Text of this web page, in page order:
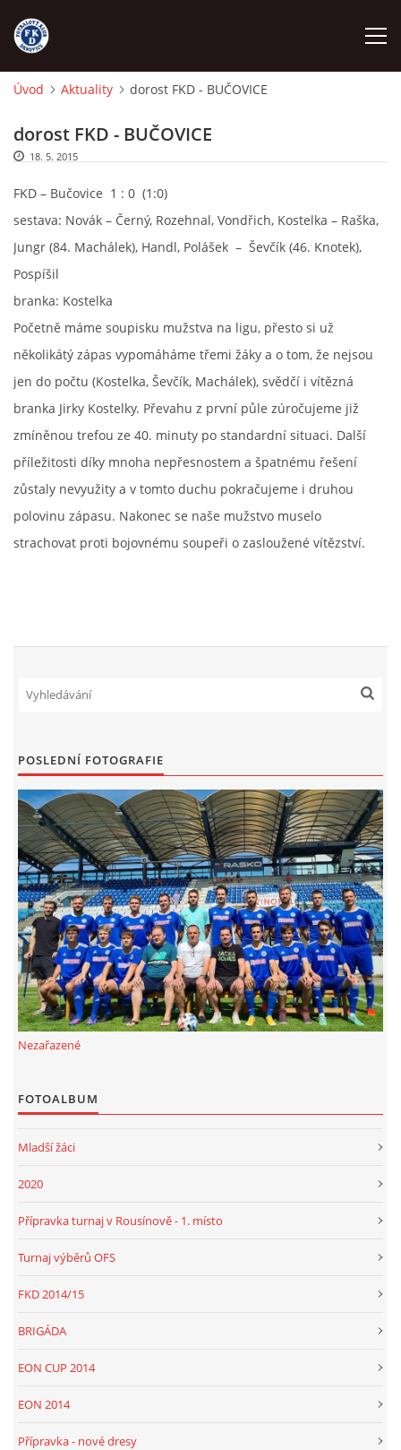
NÁBOR
FKD A
FKD B
STARŠÍ DOROST
STARŠÍ ŽÁCI
MLADŠÍ ŽÁCI
MLADŠÍ ŽÁCI "B"
STARŠÍ PŘÍPRAVKA R 2012 + 2013
DOTACE
FKD, z.s.
Drnovice 704
68304 Drnovice
ičo 27005305
č.ú. 3227086359 / 0800
sekretarfkd@centrum.cz
Úvod Aktuality dorost FKD - BUČOVICE
dorost FKD - BUČOVICE
18. 5. 2015
FKD – Bučovice 1 : 0 (1:0)
sestava: Novák – Černý, Rozehnal, Vondřich, Kostelka – Raška,
Jungr (84. Machálek), Handl, Polášek – Ševčík (46. Knotek),
Pospíšil
branka: Kostelka
Početně máme soupisku mužstva na ligu, přesto si už
několikátý zápas vypomáháme třemi žáky a o tom, že nejsou
jen do počtu (Kostelka, Ševčík, Machálek), svědčí i vítězná
branka Jirky Kostelky. Převahu z první půle zúročujeme již
zmíněnou trefou ze 40. minuty po standardní situaci. Další
příležitosti díky mnoha nepřesnostem a špatnému řešení
zůstaly nevyužity a v tomto duchu pokračujeme i druhou
polovinu zápasu. Nakonec se naše mužstvo muselo
strachovat proti bojovnému soupeři o zasloužené vítězství.
POSLEDNÍ FOTOGRAFIE
Nezařazené
FOTOALBUM
Mladší žáci
2020
Přípravka turnaj v Rousínově - 1. místo
Turnaj výběrů OFS
FKD 2014/15
BRIGÁDA
EON CUP 2014
EON 2014
Přípravka - nové dresy